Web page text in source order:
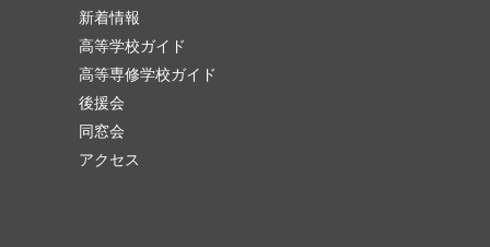
新着情報
高等学校ガイド
高等専修学校ガイド
後援会
同窓会
アクセス